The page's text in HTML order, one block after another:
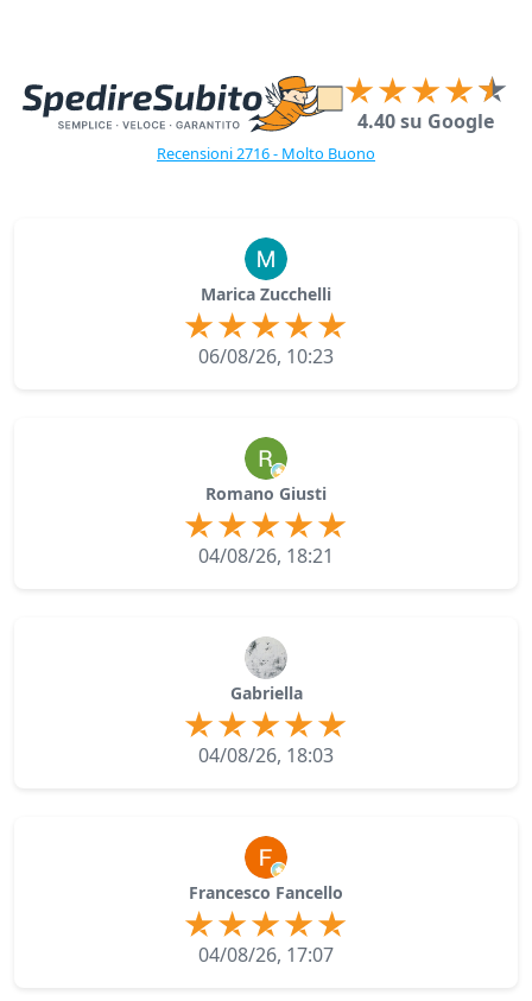
4.40 su Google
Recensioni 2716 - Molto Buono
Marica Zucchelli
06/08/26, 10:23
Romano Giusti
04/08/26, 18:21
Gabriella
04/08/26, 18:03
Francesco Fancello
04/08/26, 17:07